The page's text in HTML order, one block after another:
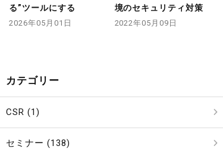
る”ツールにする
2026年05月01日
境のセキュリティ対策
2022年05月09日
カテゴリー
CSR (1)
セミナー (138)